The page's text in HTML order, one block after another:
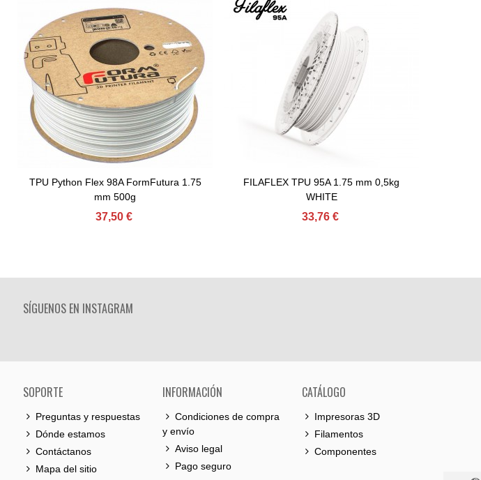
Comprar
TPU Python Flex 98A FormFutura 1.75
mm 500g
37,50 €
Comprar
FILAFLEX TPU 95A 1.75 mm 0,5kg
WHITE
33,76 €
SÍGUENOS EN INSTAGRAM
SOPORTE
Preguntas y respuestas
Dónde estamos
Contáctanos
Mapa del sitio
INFORMACIÓN
Condiciones de compra
y envío
Aviso legal
Pago seguro
CATÁLOGO
Impresoras 3D
Filamentos
Componentes